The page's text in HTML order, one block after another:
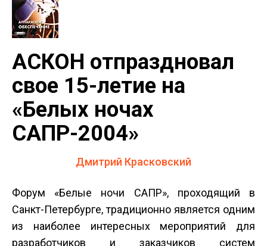
АСКОН отпраздновал
свое 15-летие на
«Белых ночах
САПР-2004»
Дмитрий Красковский
Форум «Белые ночи САПР», проходящий в
Санкт-Петербурге, традиционно является одним
из наиболее интересных мероприятий для
разработчиков и заказчиков систем